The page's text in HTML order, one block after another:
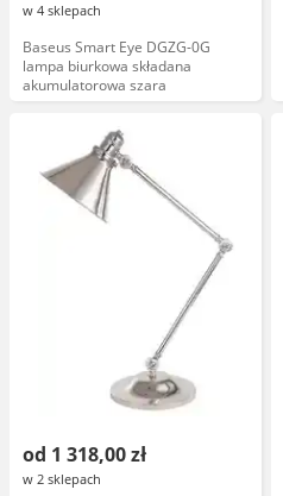
w 4 sklepach
Baseus Smart Eye DGZG-0G
lampa biurkowa składana
akumulatorowa szara
od 1 318,00 zł
w 2 sklepach